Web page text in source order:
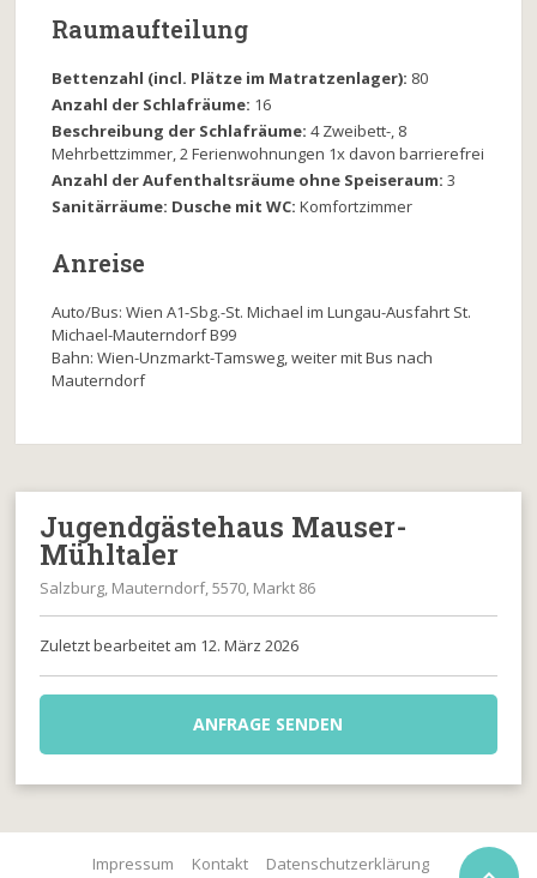
Raumaufteilung
Bettenzahl (incl. Plätze im Matratzenlager): 80
Anzahl der Schlafräume: 16
Beschreibung der Schlafräume:4 Zweibett-, 8
Mehrbettzimmer, 2 Ferienwohnungen 1x davon barrierefrei
Anzahl der Aufenthaltsräume ohne Speiseraum:3
Sanitärräume: Dusche mit WC:Komfortzimmer
Anreise
Auto/Bus: Wien A1-Sbg.-St. Michael im Lungau-Ausfahrt St.
Michael-Mauterndorf B99
Bahn: Wien-Unzmarkt-Tamsweg, weiter mit Bus nach
Mauterndorf
Jugendgästehaus Mauser-
Mühltaler
Salzburg, Mauterndorf, 5570, Markt 86
Zuletzt bearbeitet am 12. März 2026
ANFRAGE SENDEN
Impressum Kontakt Datenschutzerklärung